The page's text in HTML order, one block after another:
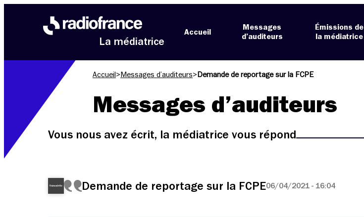
La médiatrice
Accueil
Messages
d’auditeurs
Émissions de
la médiatrice
Accueil > Messages d’auditeurs> Demande de reportage sur la FCPE
Messages d’auditeurs
Vous nous avez écrit, la médiatrice vous répond
Demande de reportage sur la FCPE06/04/2021 - 16:04